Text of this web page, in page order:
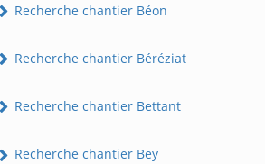
Recherche chantier Béon
Recherche chantier Béréziat
Recherche chantier Bettant
Recherche chantier Bey